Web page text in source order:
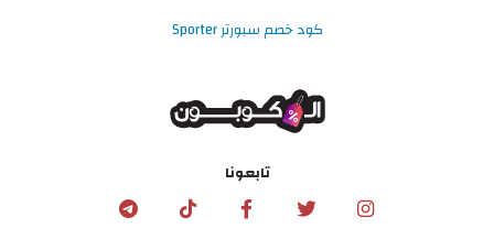
كود خصم سبورتر Sporter
تابعونا